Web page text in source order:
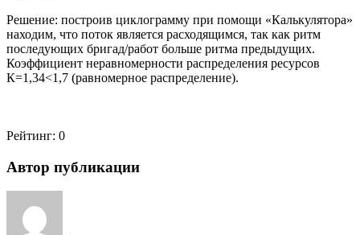
Решение: построив циклограмму при помощи «Калькулятора»
находим, что поток является расходящимся, так как ритм
последующих бригад/работ больше ритма предыдущих.
Коэффициент неравномерности распределения ресурсов
К=1,34<1,7 (равномерное распределение).
Рейтинг: 0
Автор публикации